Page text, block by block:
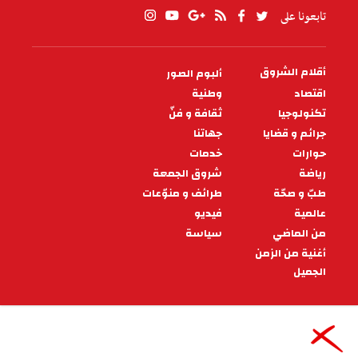
تابعونا على
PIED
DE
PAGE
أقلام الشروق
ألبوم الصور
اقتصاد
وطنية
تكنولوجيا
ثقافة و فنّ
جرائم و قضايا
جهاتنا
حوارات
خدمات
رياضة
شروق الجمعة
طبّ و صحّة
طرائف و منوّعات
عالمية
فيديو
من الماضي
سياسة
أغنية من الزمن
الجميل